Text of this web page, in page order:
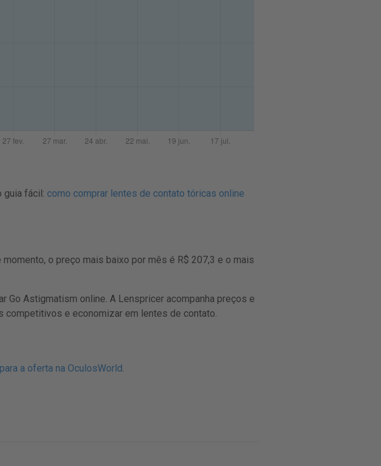
guia fácil: como comprar lentes de contato tóricas online
o preço mais baixo por mês é R$ 207,3 e o mais
Go Astigmatism online. A Lenspricer acompanha preços e
competitivos e economizar em lentes de contato.
a oferta na OculosWorld.